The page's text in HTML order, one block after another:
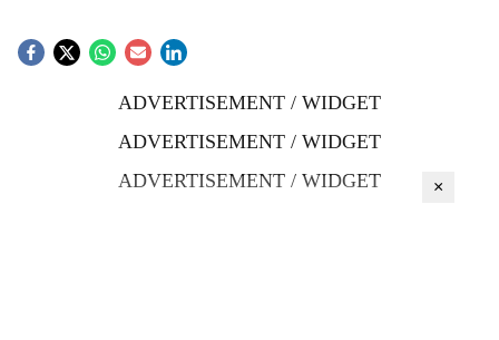
ADVERTISEMENT / WIDGET
ADVERTISEMENT / WIDGET
ADVERTISEMENT / WIDGET
×